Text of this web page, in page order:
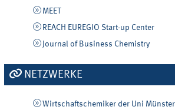
MEET
REACH EUREGIO Start-up Center
Journal of Business Chemistry
NETZWERKE
Wirtschaftschemiker der Uni Münster